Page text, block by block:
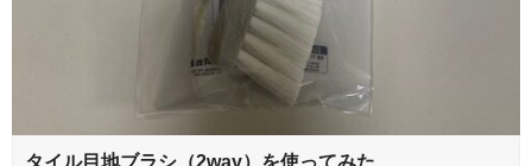
タイル目地ブラシ（2way）を使ってみた